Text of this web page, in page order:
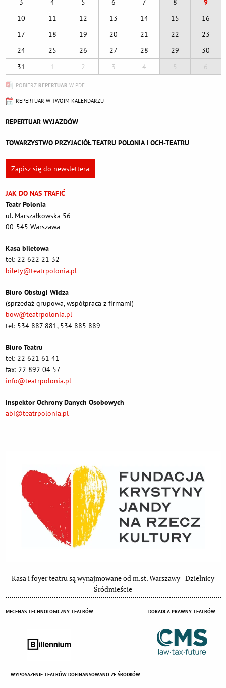
3 4 5 6 7 8
9
10
11 12 13 14 15
16
17
18 19 20 21 22
23
24
25 26 27 28 29
30
31
1 2 3 4 5 6
POBIERZ REPERTUAR W PDF
REPERTUAR W TWOIM KALENDARZU
REPERTUAR WYJAZDÓW
TOWARZYSTWO PRZYJACIÓŁ TEATRU POLONIA I OCH-TEATRU
Zapisz się do newslettera
JAK DO NAS TRAFIĆ
Teatr Polonia
ul. Marszałkowska 56
00-545 Warszawa
Kasa biletowa
tel: 22 622 21 32
bilety@teatrpolonia.pl
Biuro Obsługi Widza
(sprzedaż grupowa, współpraca z firmami)
bow@teatrpolonia.pl
tel: 534 887 881, 534 885 889
Biuro Teatru
tel: 22 621 61 41
fax: 22 892 04 57
info@teatrpolonia.pl
Inspektor Ochrony Danych Osobowych
abi@teatrpolonia.pl
Kasa i foyer teatru są wynajmowane od m.st. Warszawy - Dzielnicy
Śródmieście
MECENAS TECHNOLOGICZNY TEATRÓW DORADCA PRAWNY TEATRÓW
WYPOSAŻENIE TEATRÓW DOFINANSOWANO ZE ŚRODKÓW